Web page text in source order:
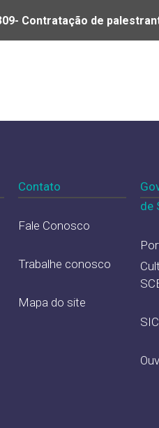
Contratação de
Contato
Fale Conosco
Trabalhe conosco
Mapa do site
de
SIC